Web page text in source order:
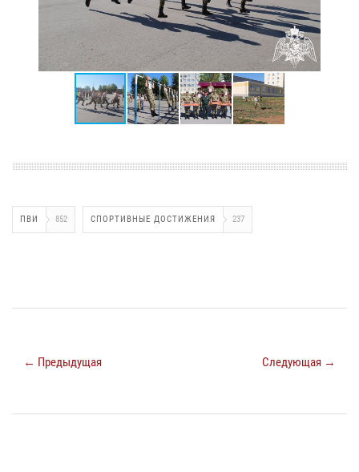
ПВИ 852 СПОРТИВНЫЕ ДОСТИЖЕНИЯ 237
← Предыдущая Следующая →